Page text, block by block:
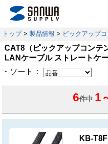
トップ> 製品情報 > ピックアップ
CAT8（ピックアップコンテ
LANケーブル ストレートケー
・ソート：
6件中 1
KB-